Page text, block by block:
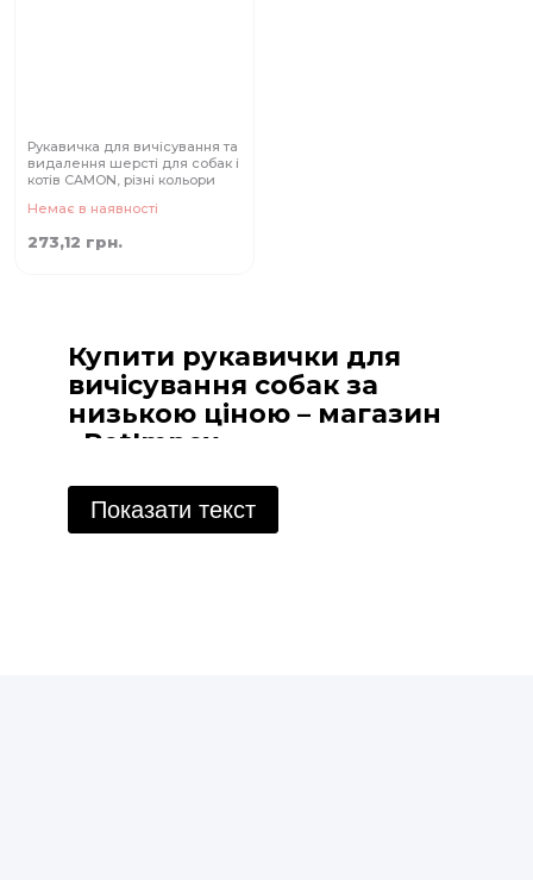
Рукавичка для вичісування та
видалення шерсті для собак і
котів CAMON, різні кольори
Немає в наявності
273,12 грн.
Купити рукавички для
вичісування собак за
низькою ціною – магазин
«PetImpex»
Собаки - вірні друзі та компаньйони, і,
звичайно, добрі власники прагнуть
забезпечити їм найкращий догляд. Одним з
Показати текст